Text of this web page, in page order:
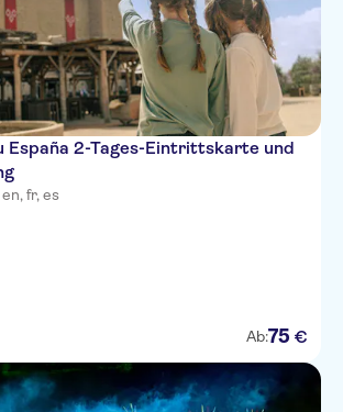
España 2-Tages-Eintrittskarte und
fr, es
Ab:75 €